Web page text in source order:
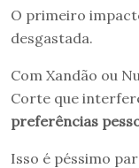
O primeiro
desgastada.
Com Xandão ou
Corte que
preferências
Isso é péssimo